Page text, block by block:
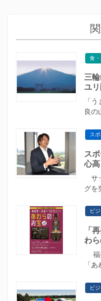
食
三
ユ
「
良
ス
ス
心
サ
グを
ビ
「
わ
福
「
ビ